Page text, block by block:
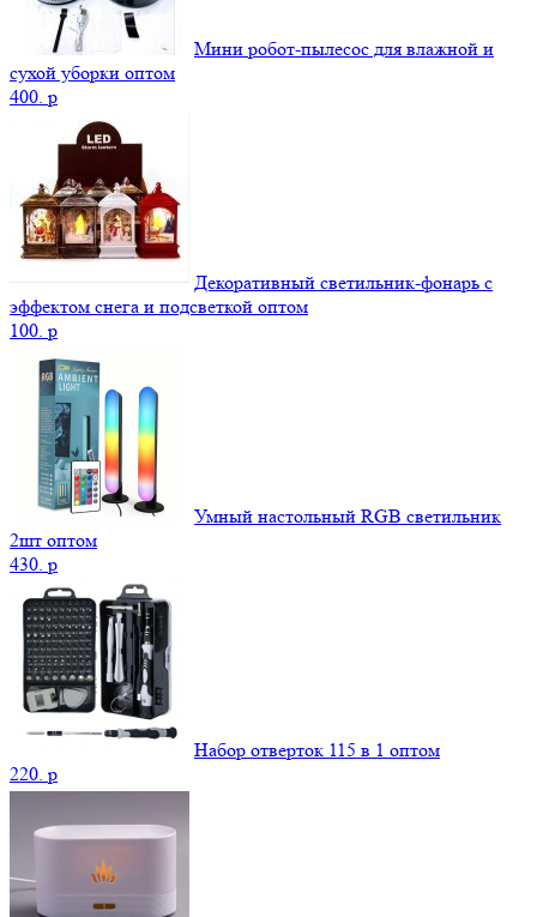
Мини робот-пылесос для влажной и
сухой уборки оптом
400. p
Декоративный светильник-фонарь с
эффектом снега и подсветкой оптом
100. p
Умный настольный RGB светильник
2шт оптом
430. p
Набор отверток 115 в 1 оптом
220. p